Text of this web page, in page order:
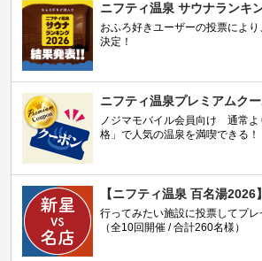
ニフティ温泉 サウナランキ
おふろ好きユーザーの投票によ
決定！
ニフティ温泉プレミアムク
ノジマモバイル会員向け 通常よ
格」で人気の温泉を満喫できる！
【ニフティ温泉 百名湯2026】
行ってみたい施設に投票してプレ
（全10回開催 / 合計260名様）